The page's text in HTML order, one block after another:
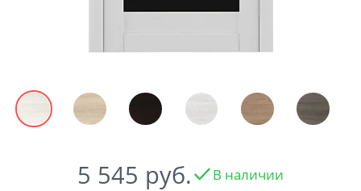
5 545 В наличии